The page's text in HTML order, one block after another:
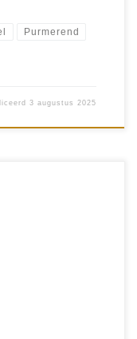
Purmerend
3 augustus 2025